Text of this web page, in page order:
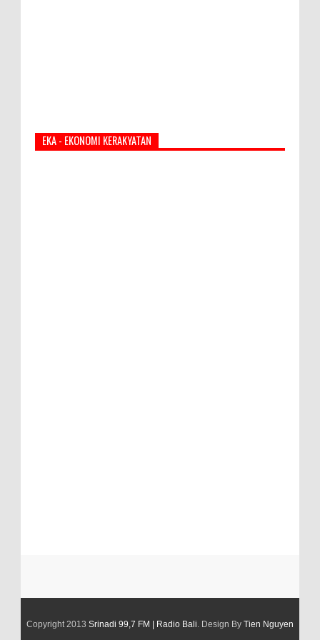
EKA - EKONOMI KERAKYATAN
Copyright 2013 Srinadi 99,7 FM | Radio Bali . Design By Tien Nguyen